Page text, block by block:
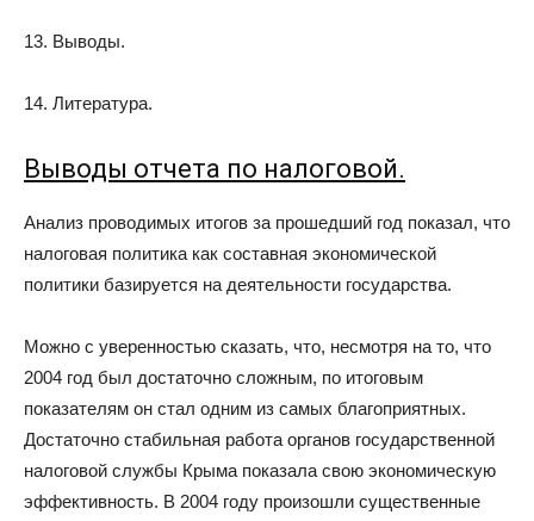
13. Выводы.
14. Литература.
Выводы отчета по налоговой.
Анализ проводимых итогов за прошедший год показал, что
налоговая политика как составная экономической
политики базируется на деятельности государства.
Можно с уверенностью сказать, что, несмотря на то, что
2004 год был достаточно сложным, по итоговым
показателям он стал одним из самых благоприятных.
Достаточно стабильная работа органов государственной
налоговой службы Крыма показала свою экономическую
эффективность. В 2004 году произошли существенные